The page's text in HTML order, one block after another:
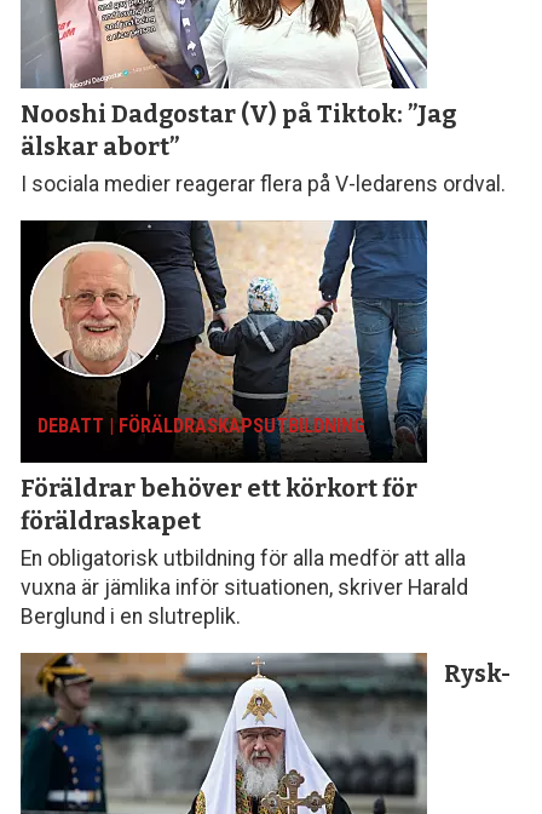
Nooshi Dadgostar (V) på Tiktok: ”Jag
älskar abort”
I sociala medier reagerar flera på V-ledarens ordval.
DEBATT | FÖRÄLDRASKAPS­UTBILDNING
Föräldrar behöver ett körkort för
föräldraskapet
En obligatorisk utbildning för alla medför att alla
vuxna är jämlika inför situationen, skriver Harald
Berglund i en slutreplik.
Rysk-